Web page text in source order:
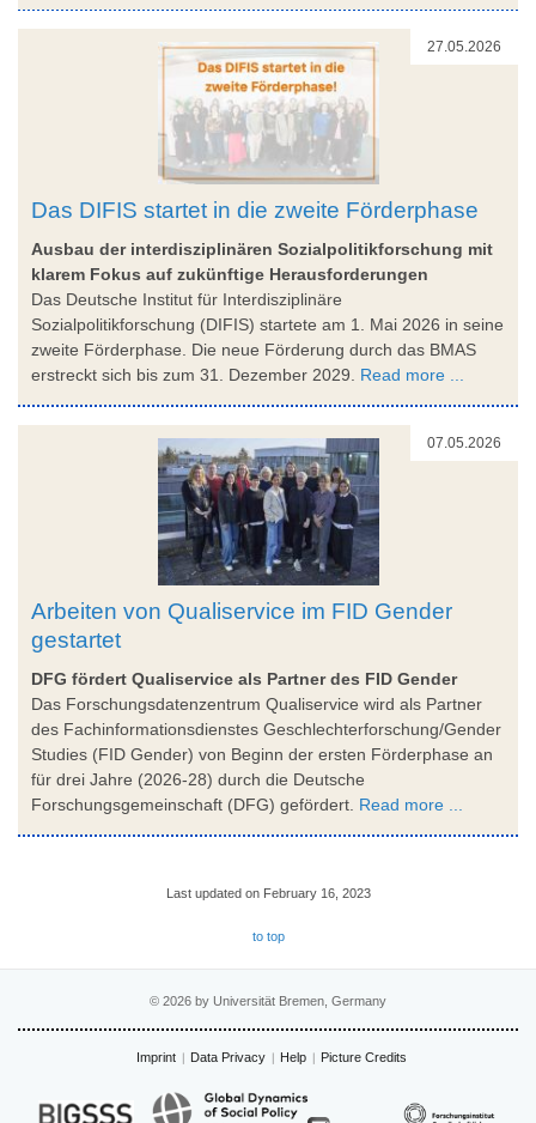
27.05.2026
Das DIFIS startet in die zweite Förderphase
Ausbau der interdisziplinären Sozialpolitikforschung mit
klarem Fokus auf zukünftige Herausforderungen
Das Deutsche Institut für Interdisziplinäre
Sozialpolitikforschung (DIFIS) startete am 1. Mai 2026 in seine
zweite Förderphase. Die neue Förderung durch das BMAS
erstreckt sich bis zum 31. Dezember 2029. Read more ...
07.05.2026
Arbeiten von Qualiservice im FID Gender
gestartet
DFG fördert Qualiservice als Partner des FID Gender
Das Forschungsdatenzentrum Qualiservice wird als Partner
des Fachinformationsdienstes Geschlechterforschung/Gender
Studies (FID Gender) von Beginn der ersten Förderphase an
für drei Jahre (2026-28) durch die Deutsche
Forschungsgemeinschaft (DFG) gefördert. Read more ...
Last updated on February 16, 2023
to top
© 2026 by Universität Bremen, Germany
Imprint Data Privacy Help Picture Credits